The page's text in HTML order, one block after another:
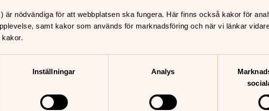
är nödvändiga för att webbplatsen ska fungera. Här finns också kakor för
samt kakor som används för marknadsföring och när vi länkar
Inställningar Analys